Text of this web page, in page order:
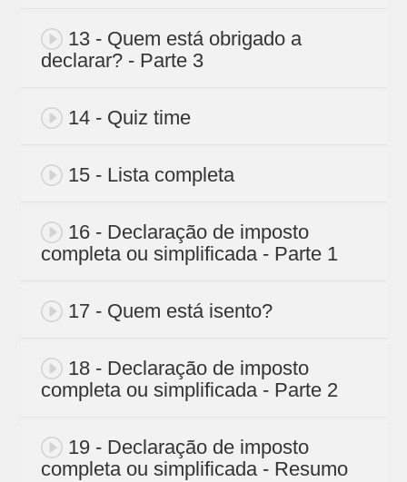
13 - Quem está obrigado a
declarar? - Parte 3
14 - Quiz time
15 - Lista completa
16 - Declaração de imposto
completa ou simplificada - Parte 1
17 - Quem está isento?
18 - Declaração de imposto
completa ou simplificada - Parte 2
19 - Declaração de imposto
completa ou simplificada - Resumo